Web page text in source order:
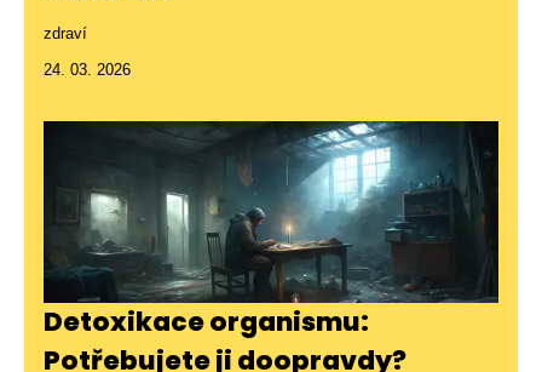
zdraví
24. 03. 2026
Detoxikace organismu:
Potřebujete ji doopravdy?